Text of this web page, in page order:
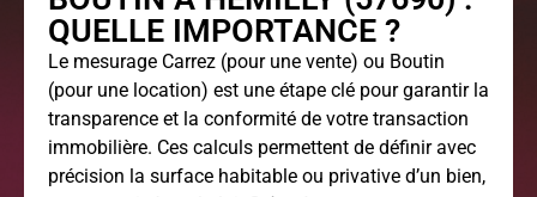
QUELLE IMPORTANCE ?
Le mesurage Carrez (pour une vente) ou Boutin
(pour une location) est une étape clé pour garantir la
transparence et la conformité de votre transaction
immobilière. Ces calculs permettent de définir avec
précision la surface habitable ou privative d’un bien,